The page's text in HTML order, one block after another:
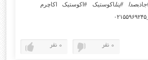
صدا #پنلاکوستیک #اکوستیک اکاچرم
0 نفر 0 نفر